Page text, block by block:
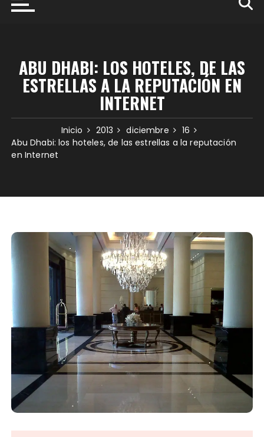
ABU DHABI: LOS HOTELES, DE LAS
ESTRELLAS A LA REPUTACIÓN EN
INTERNET
Inicio 2013 diciembre
16
Abu Dhabi: los hoteles, de las estrellas a la reputación
en Internet